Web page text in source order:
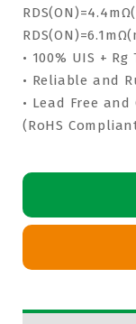
• 100% UIS + Rg
• Reliable and
• Lead Free
(RoHS